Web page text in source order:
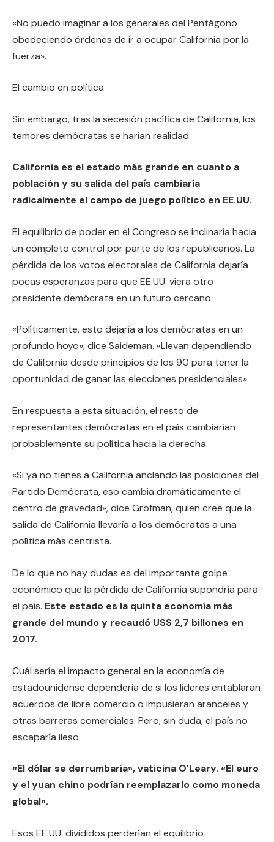
«No puedo imaginar a los generales del Pentágono
obedeciendo órdenes de ir a ocupar California por la
fuerza».
El cambio en política
Sin embargo, tras la secesión pacífica de California, los
temores demócratas se harían realidad.
California es el estado más grande en cuanto a
población y su salida del país cambiaría
radicalmente el campo de juego político en EE.UU.
El equilibrio de poder en el Congreso se inclinaría hacia
un completo control por parte de los republicanos. La
pérdida de los votos electorales de California dejaría
pocas esperanzas para que EE.UU. viera otro
presidente demócrata en un futuro cercano.
«Políticamente, esto dejaría a los demócratas en un
profundo hoyo», dice Saideman. «Llevan dependiendo
de California desde principios de los 90 para tener la
oportunidad de ganar las elecciones presidenciales».
En respuesta a esta situación, el resto de
representantes demócratas en el país cambiarían
probablemente su política hacia la derecha.
«Si ya no tienes a California anclando las posiciones del
Partido Demócrata, eso cambia dramáticamente el
centro de gravedad», dice Grofman, quien cree que la
salida de California llevaría a los demócratas a una
política más centrista.
De lo que no hay dudas es del importante golpe
económico que la pérdida de California supondría para
el país. Este estado es la quinta economía más
grande del mundo y recaudó US$ 2,7 billones en
2017.
Cuál sería el impacto general en la economía de
estadounidense dependería de si los líderes entablaran
acuerdos de libre comercio o impusieran aranceles y
otras barreras comerciales. Pero, sin duda, el país no
escaparía ileso.
«El dólar se derrumbaría», vaticina O’Leary. «El euro
y el yuan chino podrían reemplazarlo como moneda
global».
Esos EE.UU. divididos perderían el equilibrio